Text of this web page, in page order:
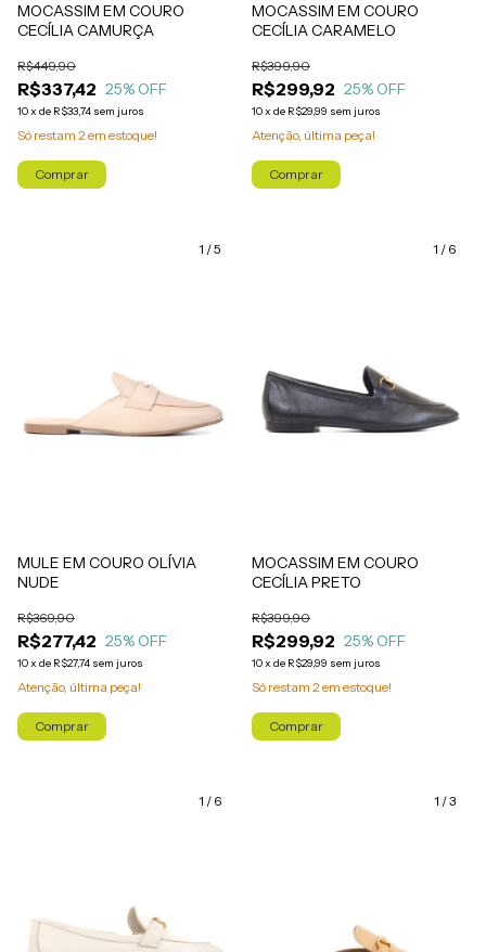
MOCASSIM EM COURO
CECÍLIA CAMURÇA
R$337,42
R$449,90
25% OFF
10x de R$33,74 sem juros
Só restam 2em estoque!
Comprar
MOCASSIM EM COURO
CECÍLIA CARAMELO
R$299,92
R$399,90
25% OFF
10x de R$29,99 sem juros
Atenção, última peça!
Comprar
1 /5
MULE EM COURO OLÍVIA
NUDE
R$277,42
R$369,90
25% OFF
10x de R$27,74 sem juros
Atenção, última peça!
Comprar
1 / 6
MOCASSIM EM COURO
CECÍLIA PRETO
R$299,92
R$399,90
25% OFF
10x de R$29,99 sem juros
Só restam 2 em estoque!
Comprar
1 / 6 1 /3